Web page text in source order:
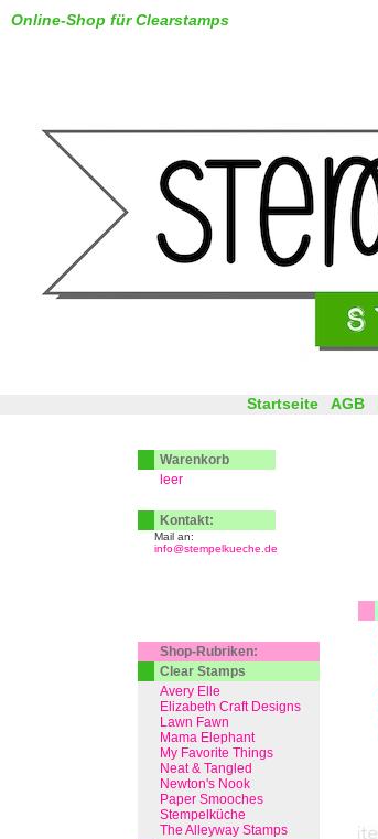
Online-Shop für Clearstamps
Startseite AGB
Warenkorb
leer
Kontakt:
Mail an:
info@stempelkueche.de
Shop-Rubriken:
Clear Stamps
Avery Elle
Elizabeth Craft Designs
Lawn Fawn
Mama Elephant
My Favorite Things
Neat & Tangled
Newton's Nook
Paper Smooches
Stempelküche
The Alleyway Stamps